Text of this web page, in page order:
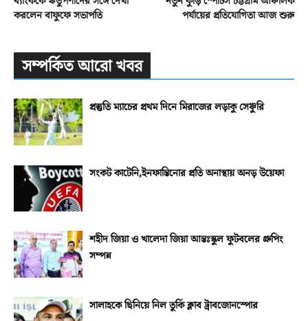
করলেন বাফুফে সভাপতি
পর্যায়ের প্রতিযোগিতা আজ শুরু
সম্পর্কিত আরো খবর
প্রস্তুতি ম্যাচের প্রথম দিনে মিরাজের লড়াকু সেঞ্চুরি
সংকট কাটেনি,ইনফান্তিনোর প্রতি অনাস্থায় অনড় উয়েফা
শহীদ জিয়া ও খালেদা জিয়া আন্তঃস্কুল ফুটবলের গ্রুপিং
সম্পন্ন
সালাহকে ছিনিয়ে নিল তুর্কি ক্লাব ট্রাবজোনস্পোর